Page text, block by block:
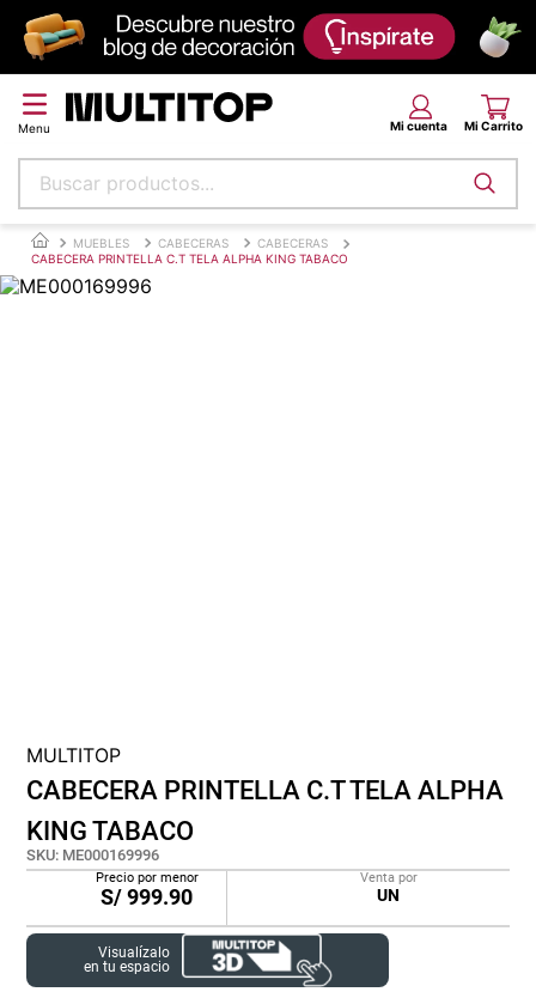
Buscar productos...
MUEBLES CABECERAS
CABECERAS
CABECERA PRINTELLA C.T TELA ALPHA KING TABACO
MULTITOP
CABECERA PRINTELLA C.T TELA ALPHA
KING TABACO
SKU: ME000169996
Precio por menor
S/999.90
Venta por
UN
Visualízalo
en tu espacio
Términos más buscados
papel tapiz